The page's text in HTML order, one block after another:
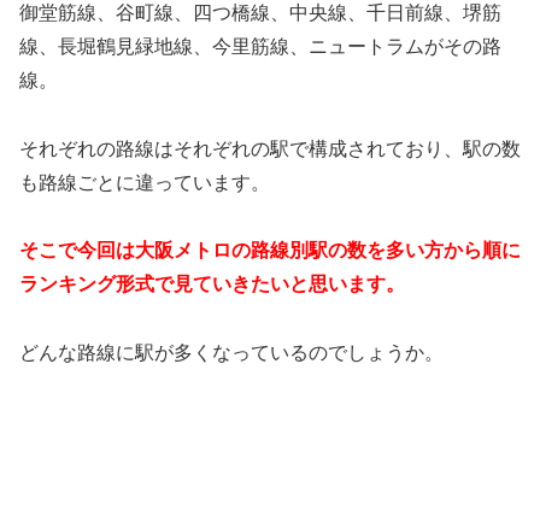
御堂筋線、谷町線、四つ橋線、中央線、千日前線、堺筋
線、長堀鶴見緑地線、今里筋線、ニュートラムがその路
線。
それぞれの路線はそれぞれの駅で構成されており、駅の数
も路線ごとに違っています。
そこで今回は大阪メトロの路線別駅の数を多い方から順に
ランキング形式で見ていきたいと思います。
どんな路線に駅が多くなっているのでしょうか。